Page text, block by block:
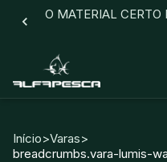
O MATERIAL CERTO
Início>Varas>
breadcrumbs.vara-lumis-